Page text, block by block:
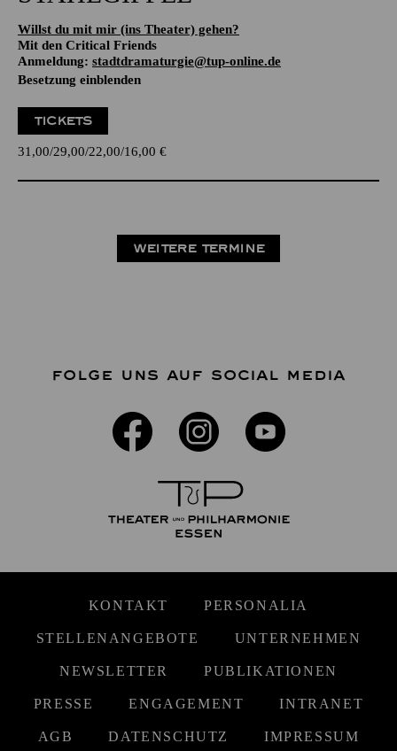
Willst du mit mir (ins Theater) gehen?
Mit den Critical Friends
Anmeldung: stadtdramaturgie@tup-online.de
Besetzung einblenden
TICKETS
31,00 29,00 22,00 16,00 €
WEITERE TERMINE
FOLGE UNS AUF SOCIAL MEDIA
KONTAKT PERSONALIA
STELLENANGEBOTE UNTERNEHMEN
NEWSLETTER PUBLIKATIONEN
PRESSE ENGAGEMENT INTRANET
AGB DATENSCHUTZ IMPRESSUM